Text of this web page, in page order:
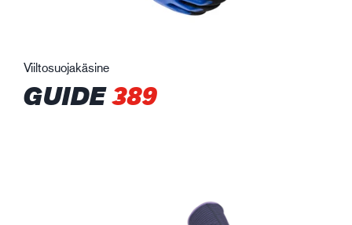
Viiltosuojakäsine
GUIDE389